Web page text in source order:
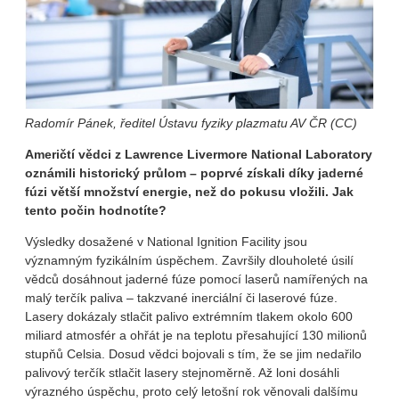
Radomír Pánek, ředitel Ústavu fyziky plazmatu AV ČR (CC)
Američtí vědci z Lawrence Livermore National Laboratory
oznámili historický průlom – poprvé získali díky jaderné
fúzi větší množství energie, než do pokusu vložili. Jak
tento počin hodnotíte?
Výsledky dosažené v National Ignition Facility jsou
významným fyzikálním úspěchem. Završily dlouholeté úsilí
vědců dosáhnout jaderné fúze pomocí laserů namířených na
malý terčík paliva – takzvané inerciální či laserové fúze.
Lasery dokázaly stlačit palivo extrémním tlakem okolo 600
miliard atmosfér a ohřát je na teplotu přesahující 130 milionů
stupňů Celsia. Dosud vědci bojovali s tím, že se jim nedařilo
palivový terčík stlačit lasery stejnoměrně. Až loni dosáhli
výrazného úspěchu, proto celý letošní rok věnovali dalšímu